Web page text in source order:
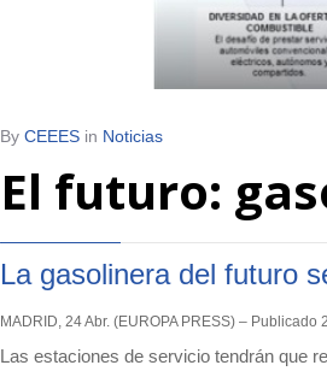
By CEEES in Noticias
El futuro:
La gasolinera del futuro
MADRID, 24 Abr. (EUROPA PRESS) – Publicado
Las estaciones de servicio tendrán que